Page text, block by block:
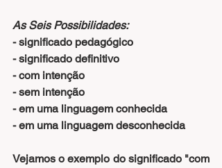
As Seis Possibilidades:
- significado pedagógico
- significado definitivo
- com intenção
- sem intenção
- em uma linguagem conhecida
- em uma linguagem desconhecida
Vejamos o exemplo do significado "com